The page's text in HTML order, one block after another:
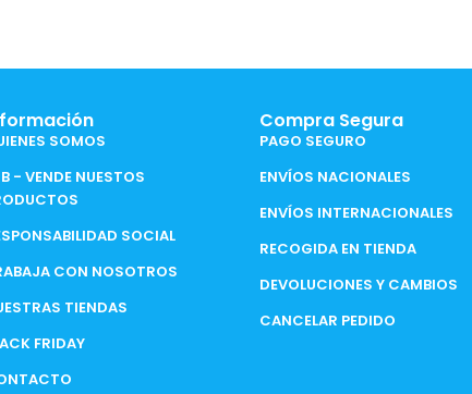
SOMOS
- VENDE NUESTOS
SOCIAL
CON NOSOTROS
TIENDAS
FRIDAY
Compra Segura
PAGO SEGURO
ENVÍOS NACIONALES
ENVÍOS INTERNACIONALES
RECOGIDA EN TIENDA
DEVOLUCIONES Y CAMBIOS
CANCELAR PEDIDO